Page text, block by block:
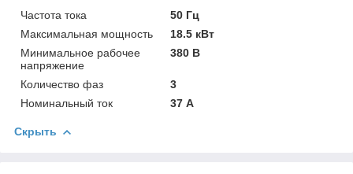
Частота тока
50 Гц
Максимальная мощность
18.5 кВт
Минимальное рабочее
напряжение
380 В
Количество фаз
3
Номинальный ток
37 А
Скрыть